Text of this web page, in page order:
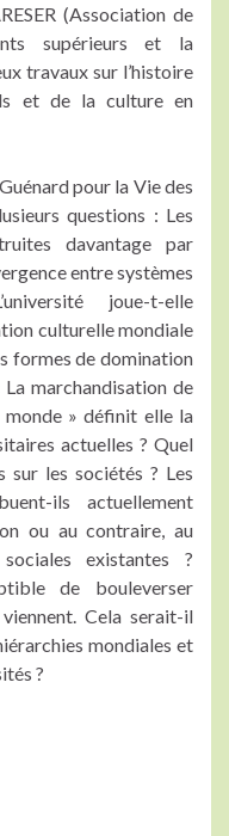
(Association de
supérieurs et la
travaux sur l’histoire
et de la culture en
pour la Vie des
questions : Les
davantage par
entre systèmes
joue-t-elle
culturelle mondiale
formes de domination
marchandisation de
monde » définit elle la
actuelles ? Quel
sur les sociétés ? Les
ils actuellement
ou au contraire, au
existantes ?
de bouleverser
Cela serait-il
mondiales et
?